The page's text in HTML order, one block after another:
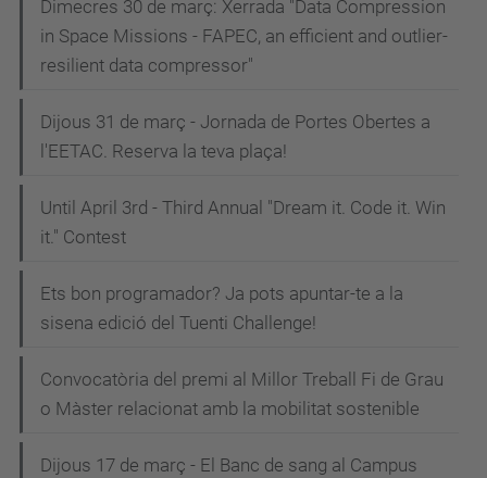
Dimecres 30 de març: Xerrada "Data Compression
in Space Missions - FAPEC, an efficient and outlier-
resilient data compressor"
Dijous 31 de març - Jornada de Portes Obertes a
l'EETAC. Reserva la teva plaça!
Until April 3rd - Third Annual "Dream it. Code it. Win
it." Contest
Ets bon programador? Ja pots apuntar-te a la
sisena edició del Tuenti Challenge!
Convocatòria del premi al Millor Treball Fi de Grau
o Màster relacionat amb la mobilitat sostenible
Dijous 17 de març - El Banc de sang al Campus